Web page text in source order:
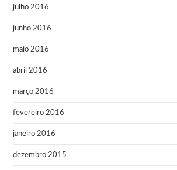
julho 2016
junho 2016
maio 2016
abril 2016
março 2016
fevereiro 2016
janeiro 2016
dezembro 2015